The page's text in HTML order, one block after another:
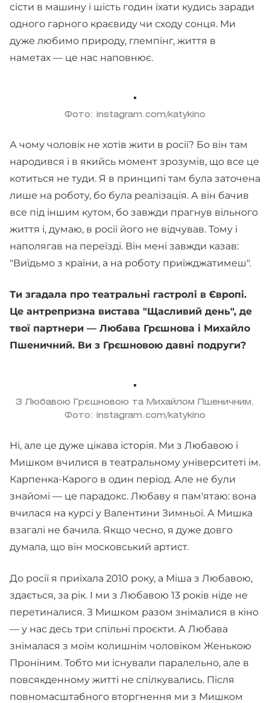
сісти в машину і шість годин їхати кудись заради
одного гарного краєвиду чи сходу сонця. Ми
дуже любимо природу, глемпінг, життя в
наметах — це нас наповнює.
Фото: instagram.com/katykino
А чому чоловік не хотів жити в росії? Бо він там
народився і в якийсь момент зрозумів, що все це
котиться не туди. Я в принципі там була заточена
лише на роботу, бо була реалізація. А він бачив
все під іншим кутом, бо завжди прагнув вільного
життя і, думаю, в росії його не відчував. Тому і
наполягав на переїзді. Він мені завжди казав:
"Виїдьмо з країни, а на роботу приїжджатимеш".
Ти згадала про театральні гастролі в Європі.
Це антрепризна вистава "Щасливий день", де
твої партнери — Любава Грєшнова і Михайло
Пшеничний. Ви з Грєшновою давні подруги?
З Любавою Грєшновою та Михайлом Пшеничним.
Фото: instagram.com/katykino
Ні, але це дуже цікава історія. Ми з Любавою і
Мишком вчилися в театральному університеті ім.
Карпенка-Карого в один період. Але не були
знайомі — це парадокс. Любаву я пам'ятаю: вона
вчилася на курсі у Валентини Зимньої. А Мишка
взагалі не бачила. Якщо чесно, я дуже довго
думала, що він московський артист.
До росії я приїхала 2010 року, а Міша з Любавою,
здається, за рік. І ми з Любавою 13 років ніде не
перетиналися. З Мишком разом знімалися в кіно
— у нас десь три спільні проєкти. А Любава
знімалася з моїм колишнім чоловіком Женькою
Проніним. Тобто ми існували паралельно, але в
повсякденному житті не спілкувались. Після
повномасштабного вторгнення ми з Мишком